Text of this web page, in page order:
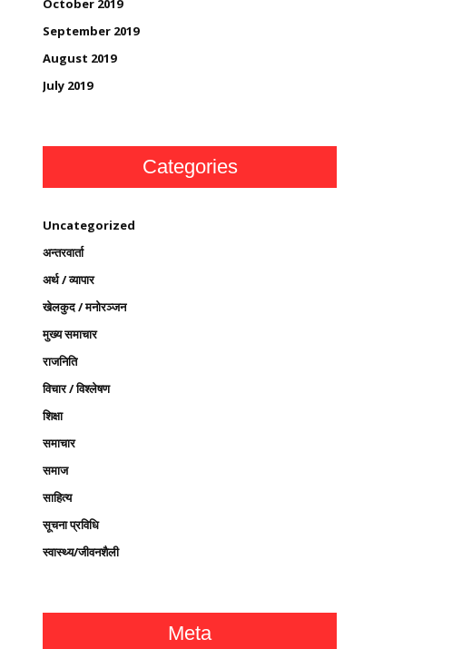
October 2019
September 2019
August 2019
July 2019
Categories
Uncategorized
अन्तरवार्ता
अर्थ / व्यापार
खेलकुद / मनोरञ्जन
मुख्य समाचार
राजनिति
विचार / विश्लेषण
शिक्षा
समाचार
समाज
साहित्य
सूचना प्रविधि
स्वास्थ्य/जीवनशैली
Meta